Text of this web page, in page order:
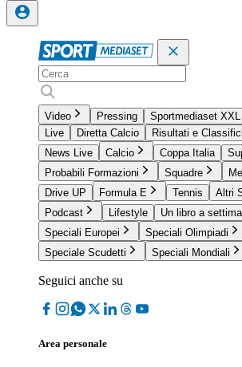
Video Pressing Sportmediaset XXL
Live
Diretta Calcio
Risultati e
News Live
Calcio Coppa Italia
Probabili Formazioni
Squadre
Drive UP
Formula E Tennis Altri
Podcast
Lifestyle
Un libro a
Speciali Europei
Speciali Olimpiadi
Speciale Scudetti
Speciali Mondiali
Seguici anche su
Area personale